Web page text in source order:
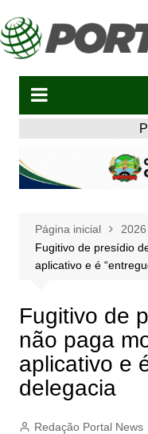
para
o
Página inicial 2026
Fugitivo de presídio
aplicativo e é
Fugitivo de
não paga
aplicativo e
delegacia
Redação Portal News